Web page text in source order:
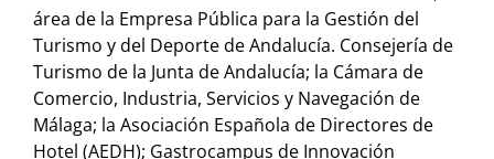
área de la Empresa Pública para la Gestión del
Turismo y del Deporte de Andalucía. Consejería de
Turismo de la Junta de Andalucía; la Cámara de
Comercio, Industria, Servicios y Navegación de
Málaga; la Asociación Española de Directores de
Hotel (AEDH); Gastrocampus de Innovación